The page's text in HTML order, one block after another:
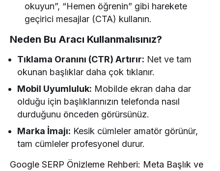
okuyun”, “Hemen öğrenin” gibi harekete
geçirici mesajlar (CTA) kullanın.
Neden Bu Aracı Kullanmalısınız?
Tıklama Oranını (CTR) Artırır: Net ve tam
okunan başlıklar daha çok tıklanır.
Mobil Uyumluluk: Mobilde ekran daha dar
olduğu için başlıklarınızın telefonda nasıl
durduğunu önceden görürsünüz.
Marka İmajı: Kesik cümleler amatör görünür,
tam cümleler profesyonel durur.
Google SERP Önizleme Rehberi: Meta Başlık ve